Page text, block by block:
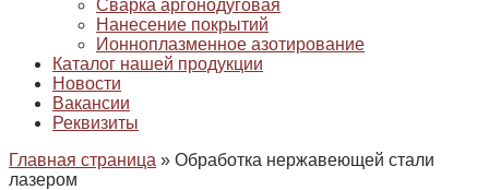
Сварка аргонодуговая
Нанесение покрытий
Ионноплазменное азотирование
Каталог нашей продукции
Новости
Вакансии
Реквизиты
Главная страница » Обработка нержавеющей стали
лазером